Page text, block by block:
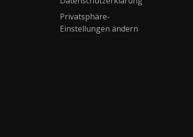
Privatsphäre-
Einstellungen ändern